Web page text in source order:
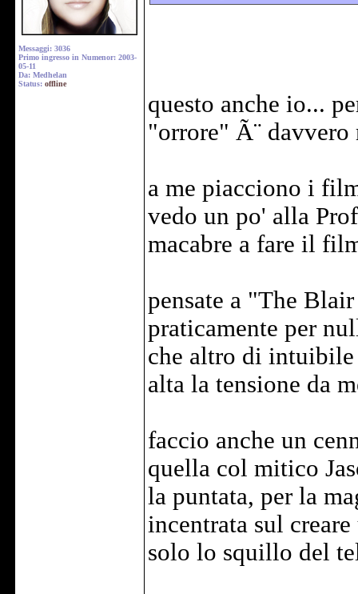
Messaggi: 3036
Primo ingresso in Numenor: 2003-
05-11
Da: Medhelan
Status: offline
questo anche io...
"orrore" Ã¨
a me piacciono i
vedo un po' alla
macabre a fare il
pensate a "The
praticamente per
che altro di intuibile
alta la tensione da
faccio anche un
quella col mitico
la puntata, per la
incentrata sul
solo lo squillo del